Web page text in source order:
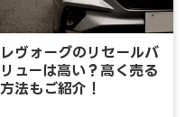
レヴォーグのリセールバ
リューは高い？高く売る
方法もご紹介！